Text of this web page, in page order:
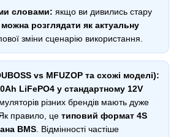
словами: якщо ви дивились стару
можна розглядати як актуальну
зміни сценарію використання.
vs MFUZOP та схожі моделі):
LiFePO4 у стандартному 12V
різних брендів мають дуже
правило, це типовий формат 4S
BMS . Відмінності частіше